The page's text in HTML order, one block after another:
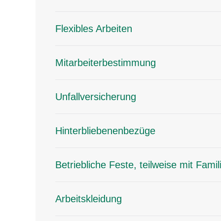
Flexibles Arbeiten
Mitarbeiterbestimmung
Unfallversicherung
Hinterbliebenenbezüge
Betriebliche Feste, teilweise mit
Arbeitskleidung